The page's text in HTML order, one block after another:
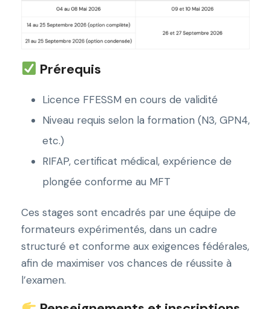
Prérequis
Licence FFESSM en cours de validité
Niveau requis selon la formation (N3, GPN4,
etc.)
RIFAP, certificat médical, expérience de
plongée conforme au MFT
Ces stages sont encadrés par une équipe de
formateurs expérimentés, dans un cadre
structuré et conforme aux exigences fédérales,
afin de maximiser vos chances de réussite à
l’examen.